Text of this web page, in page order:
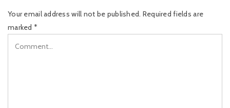
Your email address will not be published. Required fields are
marked *